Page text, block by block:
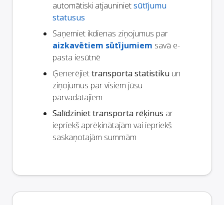
automātiski atjauninietsūtījumu
statusus
Saņemiet ikdienas ziņojumus par
aizkavētiem sūtījumiem savā e-
pasta iesūtnē
Ģenerējiettransporta statistiku un
ziņojumus par visiem jūsu
pārvadātājiem
Salīdziniet transporta rēķinus ar
iepriekš aprēķinātajām vai iepriekš
saskaņotajām summām